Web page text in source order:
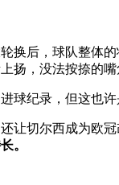
换后，球队整体
扬，没法按捺的嘴
球纪录，但这也
让切尔西成为欧
。